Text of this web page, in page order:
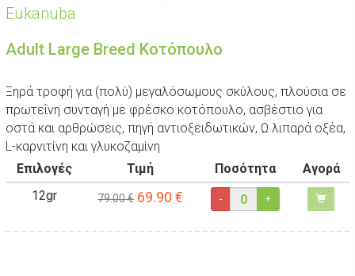
Eukanuba
Adult Large Breed Κοτόπουλο
Ξηρά τροφή για (πολύ) μεγαλόσωμους σκύλους, πλούσια σε
πρωτεΐνη συνταγή με φρέσκο κοτόπουλο, ασβέστιο για
οστά και αρθρώσεις, πηγή αντιοξειδωτικών, Ω λιπαρά οξέα,
L-καρνιτίνη και γλυκοζαμίνη
Επιλογές
Τιμή Ποσότητα
Αγορά
12gr
79.00 € 69.90€ - +